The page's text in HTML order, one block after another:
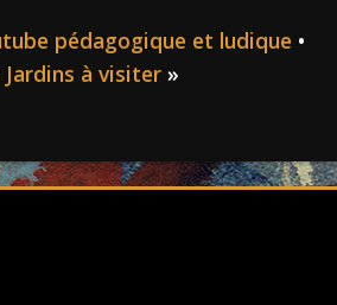
pédagogique et ludique •
Jardins à visiter»